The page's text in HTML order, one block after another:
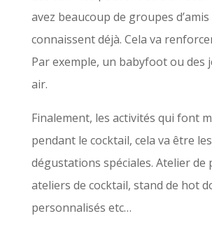
avez beaucoup de groupes d’amis
connaissent déjà. Cela va
Par exemple, un babyfoot ou des
air.
Finalement, les activités qui font
pendant le cocktail, cela va être les
dégustations spéciales. Atelier de
ateliers de cocktail, stand de hot
personnalisés etc…